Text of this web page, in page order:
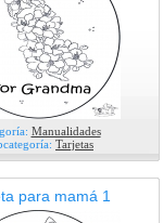
Manualidades
Tarjetas
para mamá 1